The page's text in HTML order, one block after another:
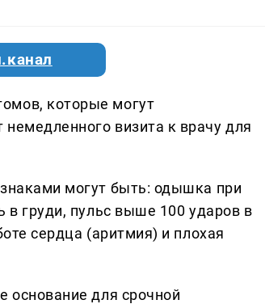
которые могут
визита к врачу для
могут быть: одышка при
в груди, пульс выше 100 ударов в
сердца (аритмия) и плохая
основание для срочной